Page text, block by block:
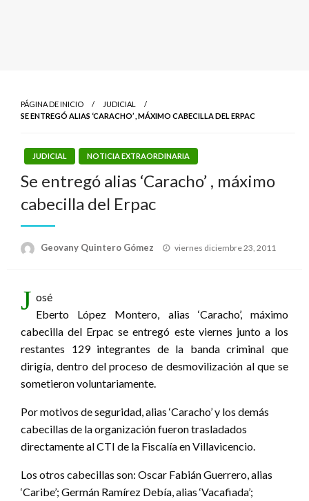
PÁGINA DE INICIO
JUDICIAL
SE ENTREGÓ ALIAS ‘CARACHO’ , MÁXIMO CABECILLA DEL ERPAC
JUDICIAL NOTICIA EXTRAORDINARIA
Se entregó alias ‘Caracho’ , máximo
cabecilla del Erpac
Geovany Quintero Gómez
Publicado
viernes diciembre 23, 2011
J osé
Eberto López Montero, alias ‘Caracho’, máximo
cabecilla del Erpac se entregó este viernes junto a los
restantes 129 integrantes de la banda criminal que
dirigía, dentro del proceso de desmovilización al que se
sometieron voluntariamente.
Por motivos de seguridad, alias ‘Caracho’ y los demás
cabecillas de la organización fueron trasladados
directamente al CTI de la Fiscalía en Villavicencio.
Los otros cabecillas son: Oscar Fabián Guerrero, alias
‘Caribe’; Germán Ramírez Debía, alias ‘Vacafiada’;